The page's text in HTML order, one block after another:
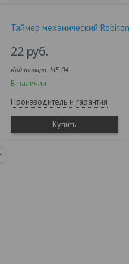
Таймер механический
22руб.
ME-04
В наличии
Производитель и гарантия
Купить